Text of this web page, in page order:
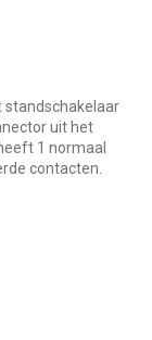
standschakelaar
uit het
1 normaal
contacten.